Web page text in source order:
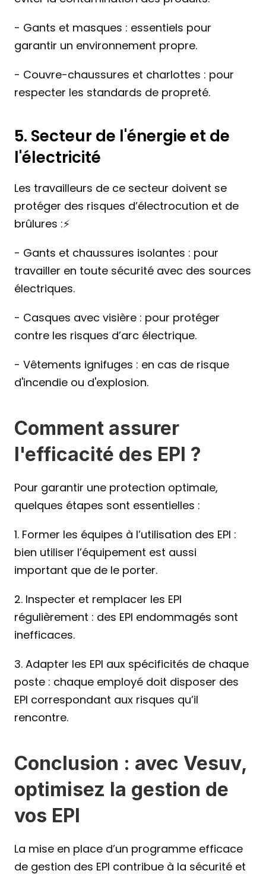
- Gants et masques : essentiels pour
garantir un environnement propre.
- Couvre-chaussures et charlottes : pour
respecter les standards de propreté.
5. Secteur de l'énergie et de
l'électricité
Les travailleurs de ce secteur doivent se
protéger des risques d’électrocution et de
brûlures :⚡️
- Gants et chaussures isolantes : pour
travailler en toute sécurité avec des sources
électriques.
- Casques avec visière : pour protéger
contre les risques d’arc électrique.
- Vêtements ignifuges : en cas de risque
d'incendie ou d'explosion.
Comment assurer
l'efficacité des EPI ?
Pour garantir une protection optimale,
quelques étapes sont essentielles :
1. Former les équipes à l’utilisation des EPI :
bien utiliser l’équipement est aussi
important que de le porter.
2. Inspecter et remplacer les EPI
régulièrement : des EPI endommagés sont
inefficaces.
3. Adapter les EPI aux spécificités de chaque
poste : chaque employé doit disposer des
EPI correspondant aux risques qu’il
rencontre.
Conclusion : avec Vesuv,
optimisez la gestion de
vos EPI
La mise en place d’un programme efficace
de gestion des EPI contribue à la sécurité et